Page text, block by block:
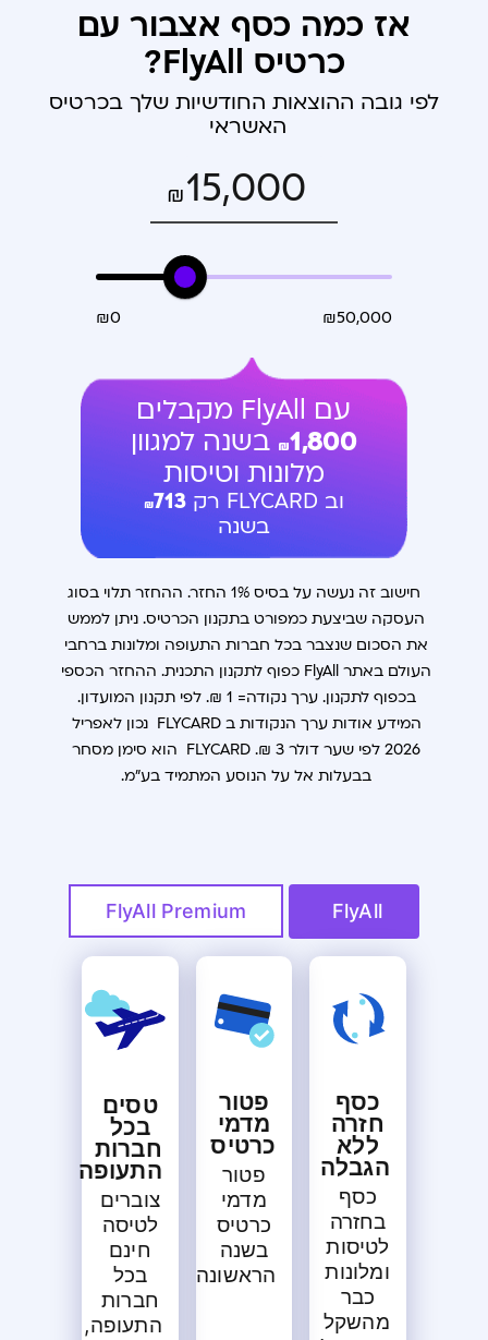
FlyAll
FlyAll Premium
כסף
חזרה
ללא
הגבלה
כסף
בחזרה
לטיסות
ומלונות
כבר
מהשקל
פטור
מדמי
כרטיס
פטור
מדמי
כרטיס
בשנה
הראשונה
טסים
בכל
חברות
התעופה
צוברים
לטיסה
חינם
בכל
חברות
התעופה,